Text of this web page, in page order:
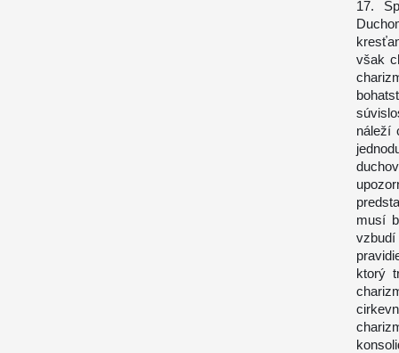
17.
však
náleží
musí
ktorý